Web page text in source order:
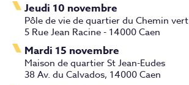
Jeudi 10 novembre
Pôle de vie de quartier du Chemin vert
5 Rue Jean Racine - 14000 Caen
Mardi 15 novembre
Maison de quartier St Jean-Eudes
38 Av. du Calvados, 14000 Caen